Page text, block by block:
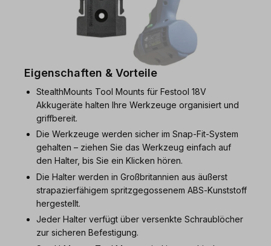
Eigenschaften & Vorteile
StealthMounts Tool Mounts für Festool 18V
Akkugeräte halten Ihre Werkzeuge organisiert und
griffbereit.
Die Werkzeuge werden sicher im Snap‑Fit‑System
gehalten – ziehen Sie das Werkzeug einfach auf
den Halter, bis Sie ein Klicken hören.
Die Halter werden in Großbritannien aus äußerst
strapazierfähigem spritzgegossenem ABS‑Kunststoff
hergestellt.
Jeder Halter verfügt über versenkte Schraublöcher
zur sicheren Befestigung.